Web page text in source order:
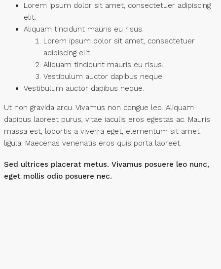
Lorem ipsum dolor sit amet, consectetuer adipiscing
elit.
Aliquam tincidunt mauris eu risus.
Lorem ipsum dolor sit amet, consectetuer
adipiscing elit.
Aliquam tincidunt mauris eu risus.
Vestibulum auctor dapibus neque.
Vestibulum auctor dapibus neque.
Ut non gravida arcu. Vivamus non congue leo. Aliquam
dapibus laoreet purus, vitae iaculis eros egestas ac. Mauris
massa est, lobortis a viverra eget, elementum sit amet
ligula. Maecenas venenatis eros quis porta laoreet.
Sed ultrices placerat metus. Vivamus posuere leo nunc,
eget mollis odio posuere nec.